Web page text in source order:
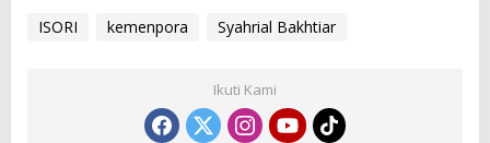
ISORI kemenpora Syahrial Bakhtiar
Ikuti Kami